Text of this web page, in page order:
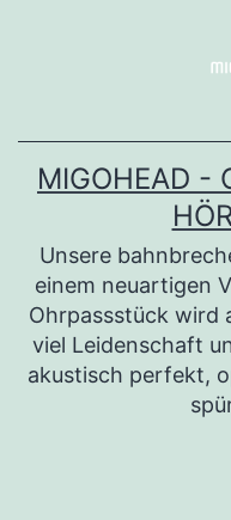
MIGOHEAD -
Unsere
einem neuartigen
Ohrpassstück wird
viel Leidenschaft
akustisch perfekt,